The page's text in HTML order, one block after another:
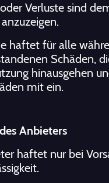
Verluste sind
haftet für alle
Schäden,
hinausgehen
mit ein.
Anbieters
haftet nur bei